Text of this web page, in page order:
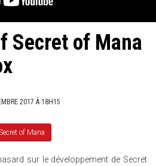
Secret of Mana
2017 À 18H15
of Mana
sur le développement de Secret